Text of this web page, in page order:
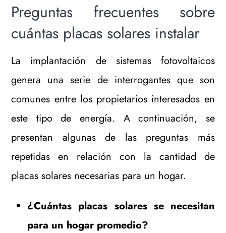
Preguntas frecuentes sobre
cuántas placas solares instalar
La implantación de sistemas fotovoltaicos
genera una serie de interrogantes que son
comunes entre los propietarios interesados en
este tipo de energía. A continuación, se
presentan algunas de las preguntas más
repetidas en relación con la cantidad de
placas solares necesarias para un hogar.
¿Cuántas placas solares se necesitan
para un hogar promedio?